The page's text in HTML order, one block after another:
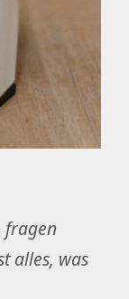
fragen
alles, was